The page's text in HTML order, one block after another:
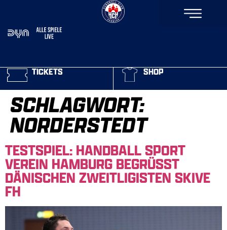
TICKETS SHOP
SCHLAGWORT:
NORDERSTEDT
TESTSPIEL: HANDBALL SPORT
VEREIN HAMBURG BEGRÜSST D
ÄNISCHEN ZWEITLIGISTEN SKIVE F
H